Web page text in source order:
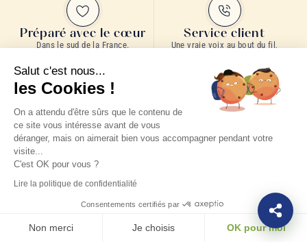
Préparé avec le cœur
Dans le sud de la France.
Service client
Une vraie voix au bout du fil,
35 75.
Ne perdez pas
une goutte.
Partager, transmettre : nos thés, nos conseils, nos envies
parfois insolites et des attentions rien que pour vous… du plaisir
Salut c'est nous...
les Cookies !
On a attendu d'être sûrs que le contenu de
ce site vous intéresse avant de vous
déranger, mais on aimerait bien vous accompagner pendant votre
visite...
C'est OK pour vous ?
Lire la politique de confidentialité
Consentements certifiés par
Non merci Je choisis OK pour moi